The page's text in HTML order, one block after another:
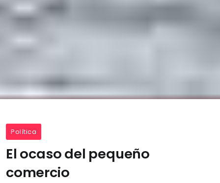
Política
El ocaso del pequeño
comercio